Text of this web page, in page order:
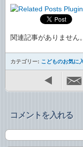
関連記事がありません。
カテゴリー: こどものお気に
コメントを入れる